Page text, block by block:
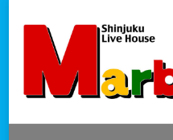
新宿Marble
official website